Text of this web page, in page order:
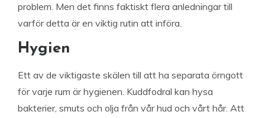
problem. Men det finns faktiskt flera anledningar till
varför detta är en viktig rutin att införa.
Hygien
Ett av de viktigaste skälen till att ha separata örngott
för varje rum är hygienen. Kuddfodral kan hysa
bakterier, smuts och olja från vår hud och vårt hår. Att